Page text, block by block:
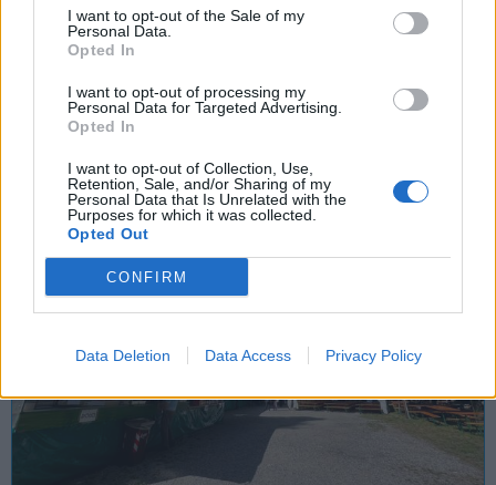
I want to opt-out of the Sale of my
Personal Data.
Opted In
I want to opt-out of processing my
Personal Data for Targeted Advertising.
Opted In
I want to opt-out of Collection, Use,
Retention, Sale, and/or Sharing of my
Personal Data that Is Unrelated with the
Purposes for which it was collected.
Opted Out
CONFIRM
Data Deletion Data Access Privacy Policy
programma, date e appuntamenti dal
10 al 13 settembre
Antico Portico Mezzana